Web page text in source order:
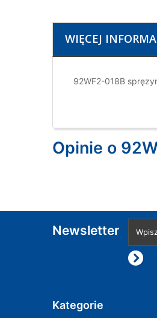
WIĘCEJ
92WF2-018B
Opinie o
Newsletter
Kategorie